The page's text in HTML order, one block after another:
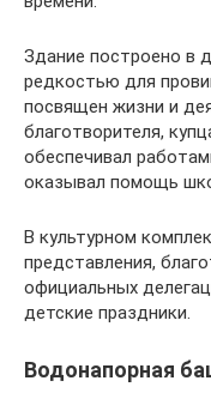
Здание построено в
редкостью для
посвящен жизни и
благотворителя,
обеспечивал
оказывал помощь
В культурном
представления,
официальных
детские праздники.
Водонапорная